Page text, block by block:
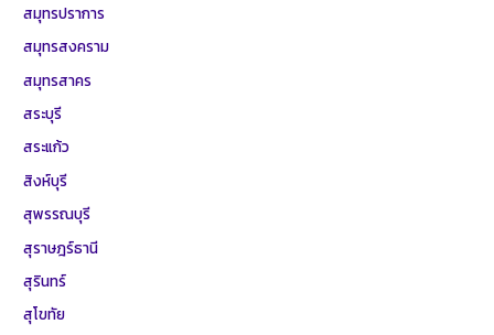
สมุทรปราการ
สมุทรสงคราม
สมุทรสาคร
สระบุรี
สระแก้ว
สิงห์บุรี
สุพรรณบุรี
สุราษฎร์ธานี
สุรินทร์
สุโขทัย